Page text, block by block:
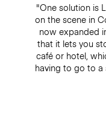
"One solution is
on the scene in
now expanded
that it lets you
café or hotel,
having to go to a